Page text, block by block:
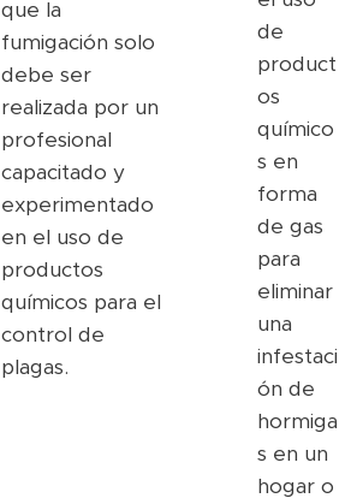
que la
fumigación solo
debe ser
realizada por un
profesional
capacitado y
experimentado
en el uso de
productos
químicos para el
control de
plagas.
de
product
os
químico
s en
forma
de gas
para
eliminar
una
infestaci
ón de
hormiga
s en un
hogar o